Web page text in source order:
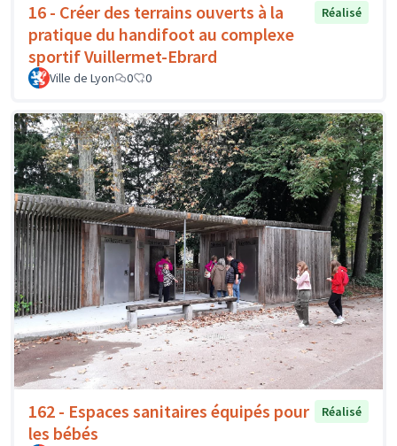
16 - Créer des terrains ouverts à la
pratique du handifoot au complexe
sportif Vuillermet-Ebrard
Réalisé
Ville de Lyon 0 0
162 - Espaces sanitaires équipés pour
les bébés
Réalisé